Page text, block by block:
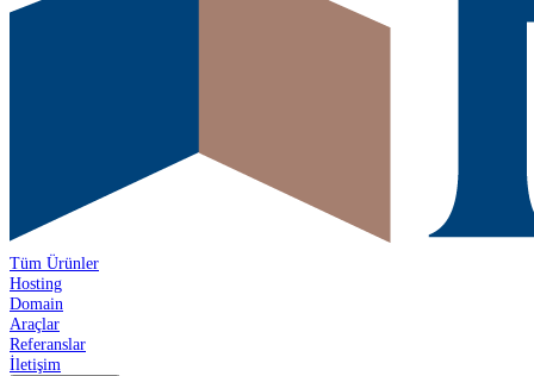
Tüm Ürünler
Hosting
Domain
Araçlar
Referanslar
İletişim